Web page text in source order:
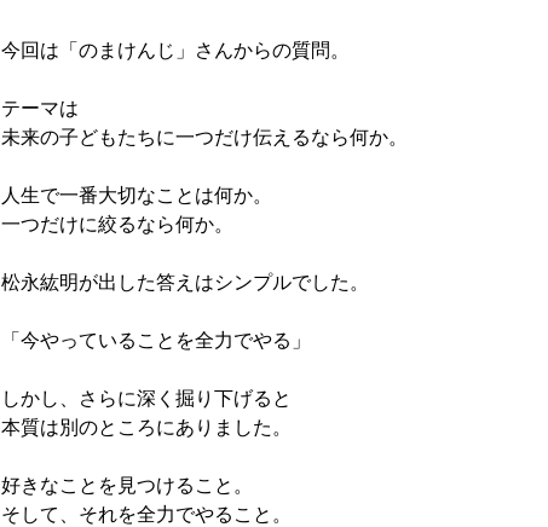
今回は「のまけんじ」さんからの質問。
テーマは
未来の子どもたちに一つだけ伝えるなら何か。
人生で一番大切なことは何か。
一つだけに絞るなら何か。
松永紘明が出した答えはシンプルでした。
「今やっていることを全力でやる」
しかし、さらに深く掘り下げると
本質は別のところにありました。
好きなことを見つけること。
そして、それを全力でやること。